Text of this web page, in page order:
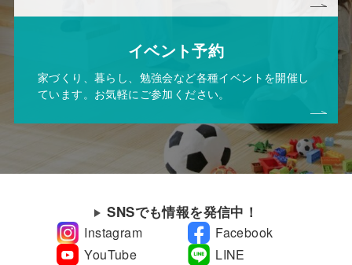
イベント予約
家づくり、暮らし、勉強会など各種イベントを開催し
ています。お気軽にご参加ください。
SNSでも情報を発信中！
Instagram
Facebook
YouTube
LINE